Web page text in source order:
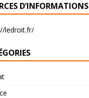
D’INFORMATIONS
ledroit.fr/